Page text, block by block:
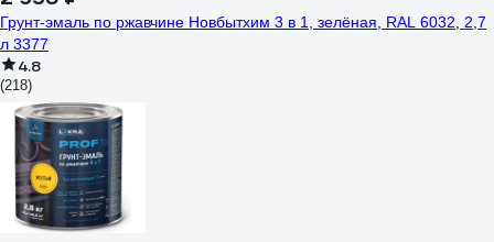
Грунт-эмаль по ржавчине Новбытхим 3 в 1, зелёная, RAL 6032, 2,7
л 3377
4.8
(218)